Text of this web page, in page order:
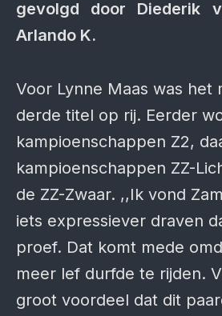
gevolgd door Diederik
Arlando K.
Voor Lynne Maas was het
derde titel op rij. Eerder
kampioenschappen Z2,
kampioenschappen ZZ-
de ZZ-Zwaar. ,,Ik vond
iets expressiever draven
proef. Dat komt mede
meer lef durfde te rijden.
groot voordeel dat dit